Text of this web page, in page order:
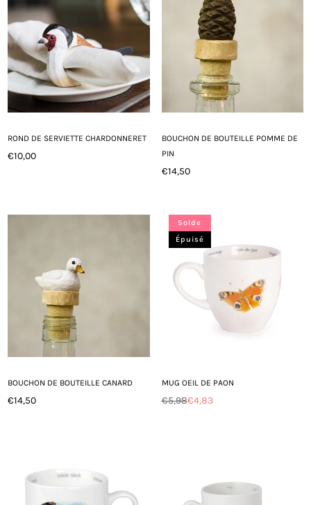
ROND DE SERVIETTE CHARDONNERET
Prix
€10,00
BOUCHON DE BOUTEILLE POMME DE
PIN
Prix
€14,50
BOUCHON DE BOUTEILLE CANARD
Prix
€14,50
Solde
Épuisé
MUG OEIL DE PAON
Prix
€5,98€4,83